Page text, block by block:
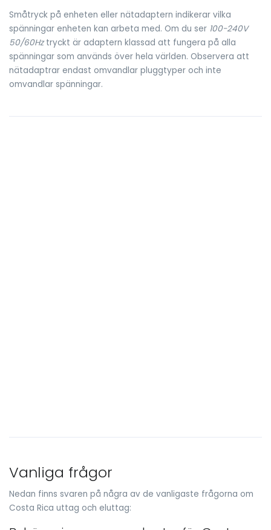
Småtryck på enheten eller nätadaptern indikerar vilka
spänningar enheten kan arbeta med. Om du ser 100-240V
50/60Hztryckt är adaptern klassad att fungera på alla
spänningar som används över hela världen. Observera att
nätadaptrar endast omvandlar pluggtyper och inte
omvandlar spänningar.
Vanliga frågor
Nedan finns svaren på några av de vanligaste frågorna om
Costa Rica uttag och eluttag: